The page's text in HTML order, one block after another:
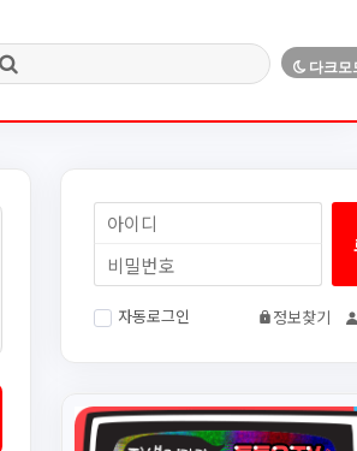
자동로그인 정보찾기